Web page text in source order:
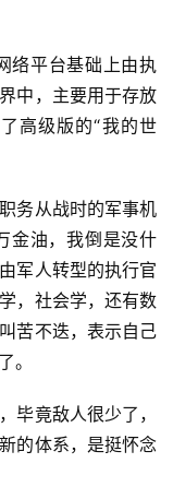
络平台基础上由执
中，主要用于存放
高级版的“我的世
务从战时的军事机
金油，我倒是没什
军人转型的执行官
，社会学，还有数
苦不迭，表示自己
。
毕竟敌人很少了，
的体系，是挺怀念